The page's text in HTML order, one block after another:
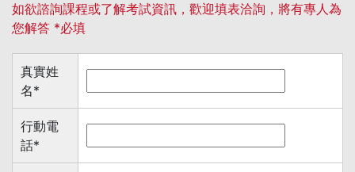
如欲諮詢課程或了解考試資訊，歡迎填表洽詢，將有專人為
您解答 *必填
真實姓
名*
行動電
話*